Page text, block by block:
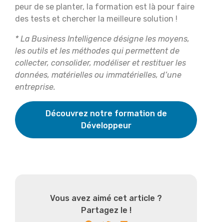
peur de se planter, la formation est là pour faire
des tests et chercher la meilleure solution !
* La Business Intelligence désigne les moyens,
les outils et les méthodes qui permettent de
collecter, consolider, modéliser et restituer les
données, matérielles ou immatérielles, d’une
entreprise.
Découvrez notre formation de
Développeur
Vous avez aimé cet article ?
Partagez le !